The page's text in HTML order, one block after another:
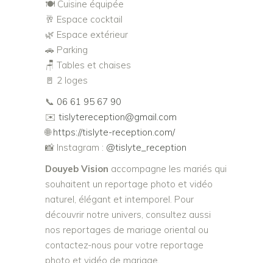
🍽️ Cuisine équipée
🥂 Espace cocktail
🌿 Espace extérieur
🚗 Parking
🪑 Tables et chaises
🚪 2 loges
📞 06 61 95 67 90
✉️ tislytereception@gmail.com
🌐https://tislyte-reception.com/
📸 Instagram : @tislyte_reception
Douyeb Vision accompagne les mariés qui
souhaitent un reportage photo et vidéo
naturel, élégant et intemporel. Pour
découvrir notre univers, consultez aussi
nos reportages de mariage oriental ou
contactez-nous pour votre reportage
photo et vidéo de mariage.